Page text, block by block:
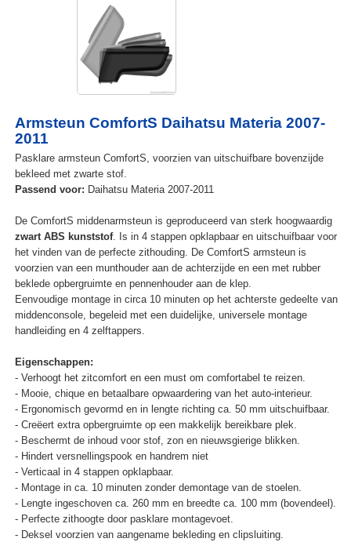
Armsteun ComfortS Daihatsu Materia 2007-
2011
Pasklare armsteun ComfortS, voorzien van uitschuifbare bovenzijde
bekleed met zwarte stof.
Passend voor: Daihatsu Materia 2007-2011
De ComfortS middenarmsteun is geproduceerd van sterk hoogwaardig
zwart ABS kunststof. Is in 4 stappen opklapbaar en uitschuifbaar voor
het vinden van de perfecte zithouding. De ComfortS armsteun is
voorzien van een munthouder aan de achterzijde en een met rubber
beklede opbergruimte en pennenhouder aan de klep.
Eenvoudige montage in circa 10 minuten op het achterste gedeelte van
middenconsole, begeleid met een duidelijke, universele montage
handleiding en 4 zelftappers.
Eigenschappen:
- Verhoogt het zitcomfort en een must om comfortabel te reizen.
- Mooie, chique en betaalbare opwaardering van het auto-interieur.
- Ergonomisch gevormd en in lengte richting ca. 50 mm uitschuifbaar.
- Creëert extra opbergruimte op een makkelijk bereikbare plek.
- Beschermt de inhoud voor stof, zon en nieuwsgierige blikken.
- Hindert versnellingspook en handrem niet
- Verticaal in 4 stappen opklapbaar.
- Montage in ca. 10 minuten zonder demontage van de stoelen.
- Lengte ingeschoven ca. 260 mm en breedte ca. 100 mm (bovendeel).
- Perfecte zithoogte door pasklare montagevoet.
- Deksel voorzien van aangename bekleding en clipsluiting.